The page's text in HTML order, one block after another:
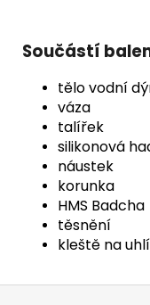
Součástí
tělo vodní
váza
talířek
silikonová
náustek
korunka
HMS Badcha
těsnění
kleště na